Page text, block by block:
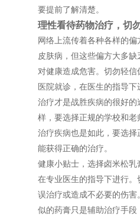
要提前了解清楚。
理性看待药物治疗，切
网络上流传着各种各样的
皮肤病，但这些偏方大多
对健康造成危害。切勿轻
医院就诊，在医生的指导
治疗才是战胜疾病的很好
样，要选择正规的学校和老
治疗疾病也是如此，要选
能获得正确的治疗。
健康小贴士，选择卤米松
在专业医生的指导下进行。
误治疗或造成不必要的伤
似的药膏只是辅助治疗手